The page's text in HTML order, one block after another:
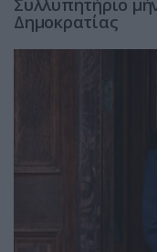
Δημοκρατίας